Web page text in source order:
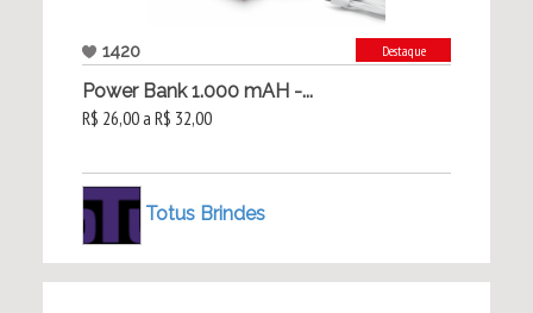
1420 Destaque
Power Bank 1.000 mAH -...
R$ 26,00 a R$ 32,00
Totus Brindes